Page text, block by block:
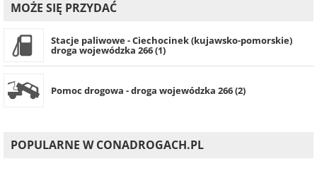
MOŻE SIĘ PRZYDAĆ
Stacje paliwowe - Ciechocinek (kujawsko-pomorskie)
droga wojewódzka 266 (1)
Pomoc drogowa - droga wojewódzka 266 (2)
POPULARNE W CONADROGACH.PL